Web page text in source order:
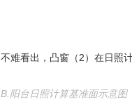
不难看出，凸窗（2）在日照
B.阳台日照计算基准面示意图